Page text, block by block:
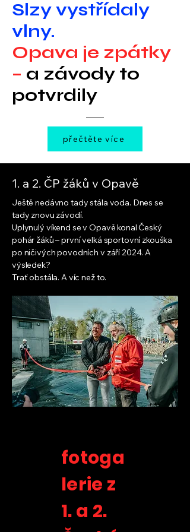
Slzy vystřídaly
vlny.
Opava je zpátky
– a závody to
potvrdily
přečtěte více
1. a 2. ČP žáků v Opavě
Ještě nedávno tady stála voda. Dnes se
tady znovu závodí.
Uplynulý víkend se v Opavě konal Český
pohár žáků – první velká sportovní zkouška
po ničivých povodních v září 2024. A
výsledek?
Trať obstála. A víc než to.
fotoga
lerie z
1. a 2.